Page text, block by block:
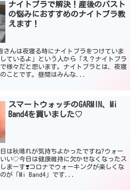
ナイトブラで解決！産後のバスト
の悩みにおすすめのナイトブラ教
えます！
んは夜寝る時にナイトブラをつけていま
ているよ」という人から「え？ナイトブラ
様々だと思います。ナイトブラとは、夜寝
ことです。昼間はみんな...
スマートウォッチのGARMIN、Mi
Band4を買いました♡
は秋晴れが気持ちよかったですね?ウォー
い♡今日は健康維持に欠かせなくなったス
まーす❣️コロナでウォーキングが楽しくな
が「Mi Band4」です...